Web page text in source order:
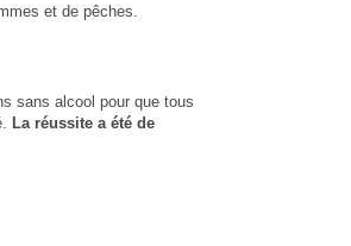
et de pêches.
sans alcool pour que tous
La réussite a été de